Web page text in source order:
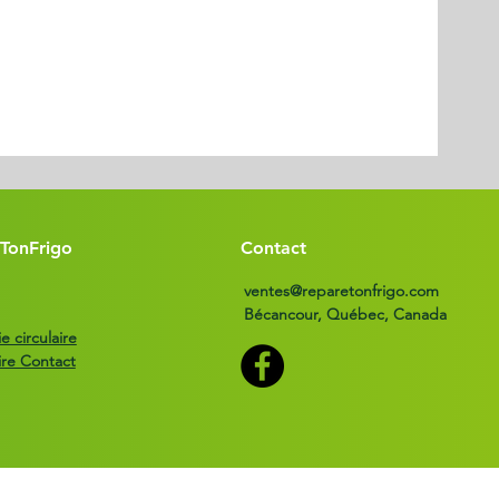
circulaire
Contact
Contact
ventes@reparetonfrigo.com
Bécancour, Québec, Canada